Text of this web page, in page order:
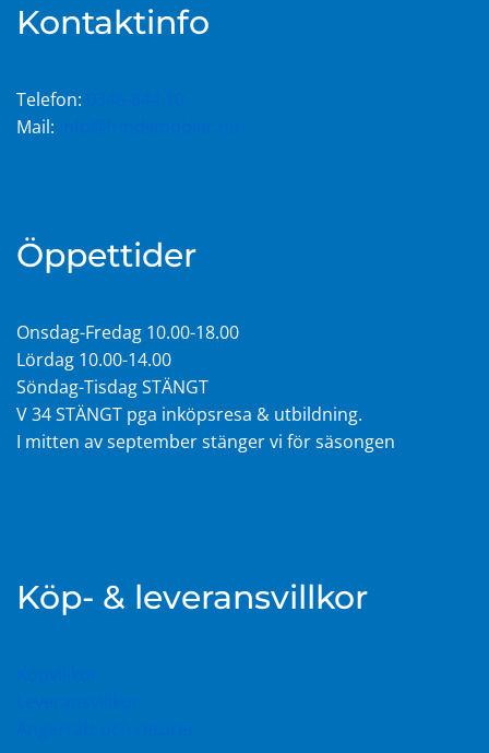
Kontaktinfo
Telefon:
Mail:
Öppettider
Onsdag-Fredag 10.00-18.00
Lördag 10.00-14.00
Söndag-Tisdag STÄNGT
V 34 STÄNGT pga inköpsresa & utbildning.
I mitten av september stänger vi för säsongen
Köp- & leveransvillkor